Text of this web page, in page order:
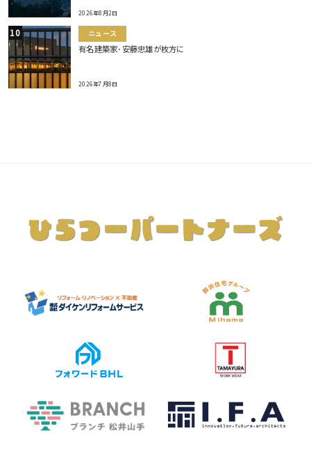
2026年8月2日
ニュース
有名建築家･安藤忠雄が枚方に
2026年7月8日